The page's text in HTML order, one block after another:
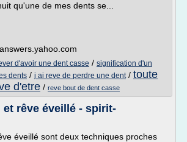
qu'une de mes dents se...
d'avoir une dent casse / signification d'un
dents / j ai reve de perdre une dent/ toute
d'etre / reve bout de dent casse
rêve éveillé - spirit-
éveillé sont deux techniques proches